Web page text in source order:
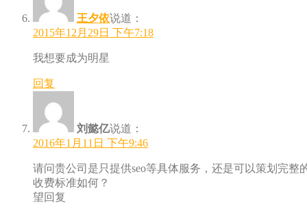
王夕依说道：
2015年12月29日 下午7:18
我想要成为明星
回复
刘懿亿说道：
2016年1月11日 下午9:46
请问贵公司是只提供seo等具体服务，还是可以策划完整
收费标准如何？
望回复